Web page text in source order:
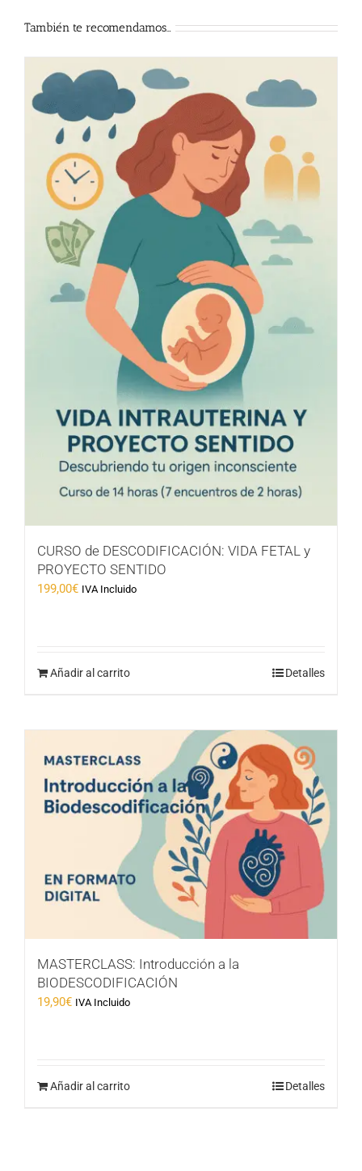
También te recomendamos…
CURSO de DESCODIFICACIÓN: VIDA FETAL y
PROYECTO SENTIDO
199,00€ IVA Incluido
Añadir al carrito Detalles
MASTERCLASS: Introducción a la
BIODESCODIFICACIÓN
19,90€ IVA Incluido
Añadir al carrito Detalles